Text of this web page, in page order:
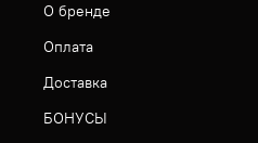
О бренде
Оплата
Доставка
БОНУСЫ